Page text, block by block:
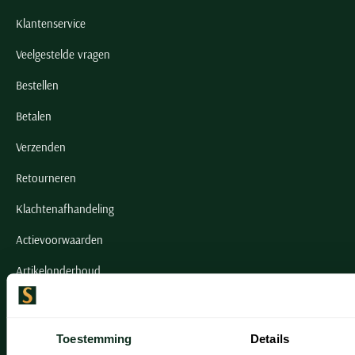
Toestemming Details
Klantenservice
Veelgestelde vragen
Bestellen
Betalen
Verzenden
Retourneren
Klachtenafhandeling
Actievoorwaarden
Artikelonderhoud